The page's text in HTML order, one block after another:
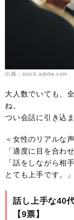
出典：stock.adobe.com
大人数でいても、
ね。
つい会話に引き込
＜女性のリアルな
「適度に目を合わ
「話をしながら相
とても上手です。」
話し上手な40
【9票】